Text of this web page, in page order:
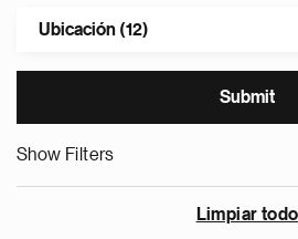
Ubicación (12)
Show Filters
Limpiar todo